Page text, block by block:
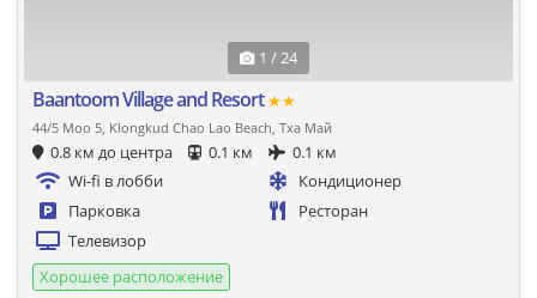
1 / 24
Baantoom Village and Resort★★
44/5 Moo 5, Klongkud Chao Lao Beach, Тха Май
0.8 км до центра 0.1 км
0.1 км
Wi-fi в лобби
Кондиционер
Парковка
Ресторан
Телевизор
Хорошее расположение